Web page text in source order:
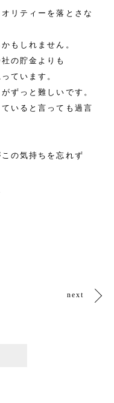
リティーを落とさな
もしれません。
の貯金よりも
ています。
ずっと難しいです。
いると言っても過言
の気持ちを忘れず
next